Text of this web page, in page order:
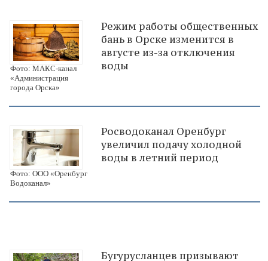
Фото: МАКС-канал
«Администрация
города Орска»
Режим работы общественных
бань в Орске изменится в
августе из-за отключения
воды
Фото: ООО «Оренбург
Водоканал»
Росводоканал Оренбург
увеличил подачу холодной
воды в летний период
Бугурусланцев призывают